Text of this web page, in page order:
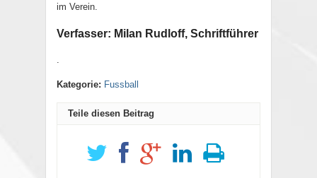
im Verein.
Verfasser: Milan Rudloff, Schriftführer
Kategorie: Fussball
Teile diesen Beitrag